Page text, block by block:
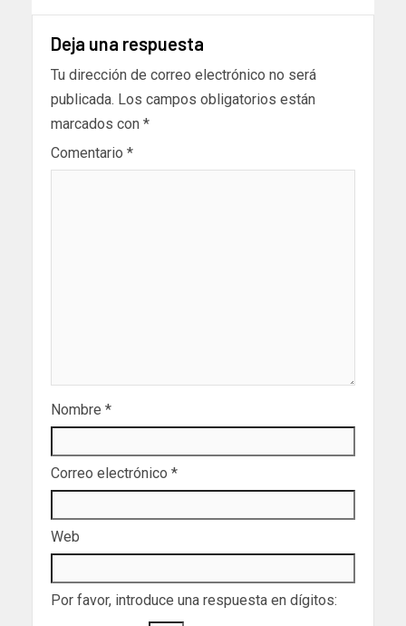
Deja una respuesta
Tu dirección de correo electrónico no será
publicada. Los campos obligatorios están
marcados con *
Comentario *
Nombre *
Correo electrónico *
Web
Por favor, introduce una respuesta en dígitos: